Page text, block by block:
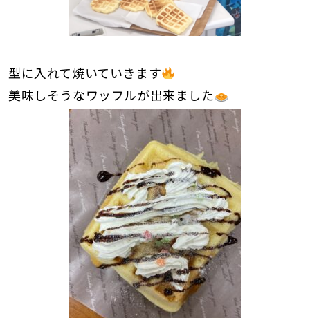
型に入れて焼いていきます
美味しそうなワッフルが出来ました